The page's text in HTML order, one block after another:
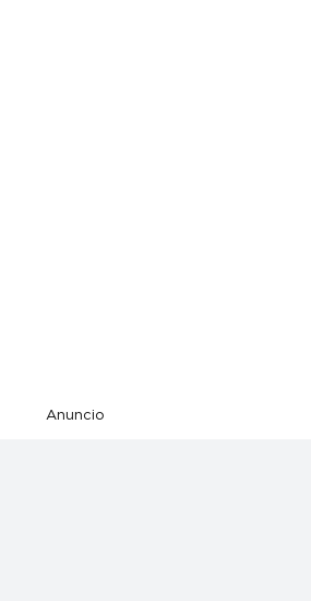
Anuncio